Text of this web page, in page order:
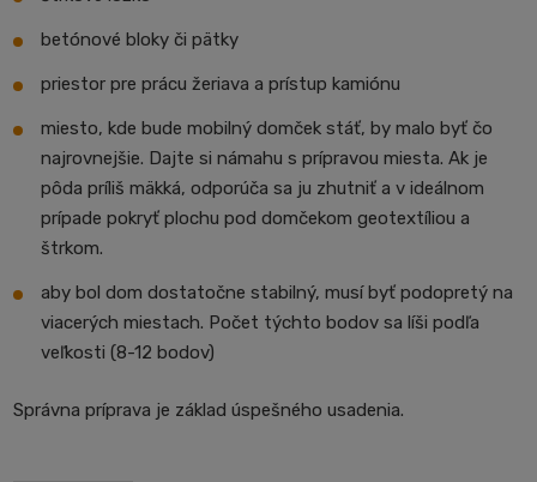
betónové bloky či pätky
priestor pre prácu žeriava a prístup kamiónu
miesto, kde bude mobilný domček stáť, by malo byť čo
najrovnejšie. Dajte si námahu s prípravou miesta. Ak je
pôda príliš mäkká, odporúča sa ju zhutniť a v ideálnom
prípade pokryť plochu pod domčekom geotextíliou a
štrkom.
aby bol dom dostatočne stabilný, musí byť podopretý na
viacerých miestach. Počet týchto bodov sa líši podľa
veľkosti (8-12 bodov)
Správna príprava je základ úspešného usadenia.